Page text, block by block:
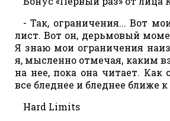
- Так, ограничения... Вот
лист. Вот он, дерьмовый
Я знаю мои ограничения
я, мысленно отмечая, каким
на нее, пока она читает. Как
все бледнее и бледнее ближе
Hard Limits